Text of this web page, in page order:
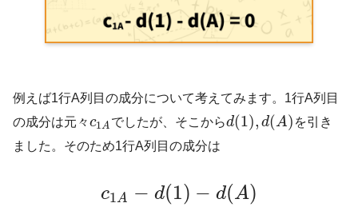
例えば1行A列目の成分について考えてみます。1行A列目
の成分は元々c1A でしたが、そこからd(1), d(A) を引き
ました。そのため1行A列目の成分は
c1A − d(1) − d(A)